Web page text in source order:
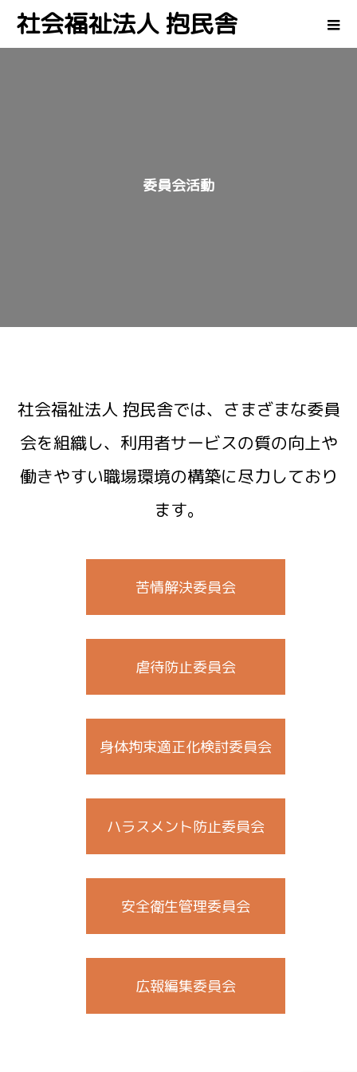
社会福祉法人 抱民舎
委員会活動
社会福祉法人 抱民舎では、さまざまな委員
会を組織し、利用者サービスの質の向上や
働きやすい職場環境の構築に尽力しており
ます。
苦情解決委員会
虐待防止委員会
身体拘束適正化検討委員会
ハラスメント防止委員会
安全衛生管理委員会
広報編集委員会